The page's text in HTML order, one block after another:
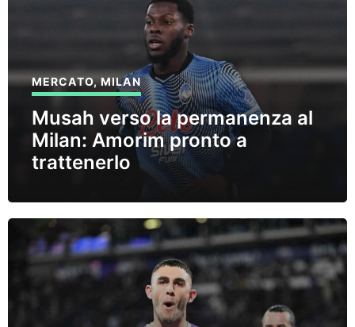
MERCATO,MILAN
Musah verso la permanenza al
Milan: Amorim pronto a
trattenerlo